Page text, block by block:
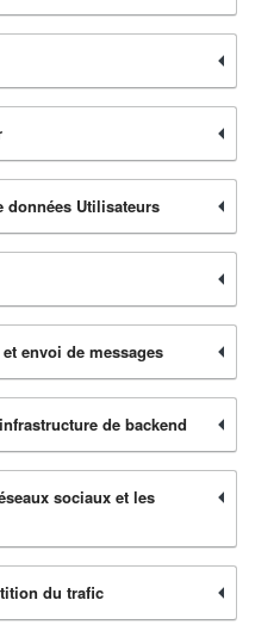
données Utilisateurs
envoi de messages
de backend
sociaux et les
du trafic